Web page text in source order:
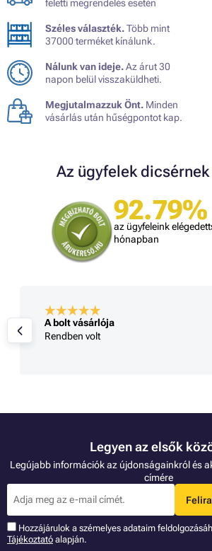
feletti megrendelés esetén
Széles választék.Több mint
37000 terméket kínálunk.
Nálunk van ideje.Az árut 30
napon belül visszaküldheti.
Megjutalmazzuk Önt. Minden
vásárlás után hűségpontot kap.
Az ügyfelek
92.79%
az ügyfeleink
hónapban
A bolt vásárlója
Rendben volt
Legyen az elsők
Legújabb információk az újdonságainkról és
címére
Hozzájárulok a szémelyes adataim
Tájékoztató alapján.